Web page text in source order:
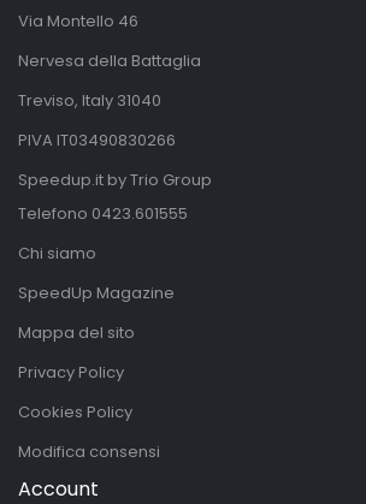
Via Montello 46
Nervesa della Battaglia
Treviso, Italy 31040
PIVA IT03490830266
Speedup.it by Trio Group
Telefono 0423.601555
Chi siamo
SpeedUp Magazine
Mappa del sito
Privacy Policy
Cookies Policy
Modifica consensi
Account